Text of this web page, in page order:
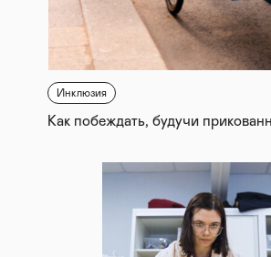
Инклюзия
Как побеждать, будучи